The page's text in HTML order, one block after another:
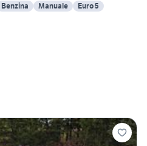
Benzina Manuale Euro 5